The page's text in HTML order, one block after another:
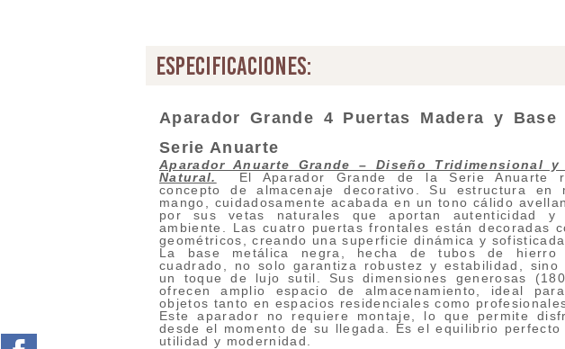
especificaciones:
Aparador Grande 4 Puertas Madera y Base
Serie Anuarte
Aparador Anuarte Grande – Diseño Tridimensional y
Natural.
El Aparador Grande de la Serie Anuarte
concepto de almacenaje decorativo. Su estructura en
mango, cuidadosamente acabada en un tono cálido
por sus vetas naturales que aportan autenticidad y
ambiente. Las cuatro puertas frontales están decoradas
geométricos, creando una superficie dinámica y sofisticada.
La base metálica negra, hecha de tubos de hierro
cuadrado, no solo garantiza robustez y estabilidad, sino
un toque de lujo sutil. Sus dimensiones generosas
ofrecen amplio espacio de almacenamiento, ideal
objetos tanto en espacios residenciales como
Este aparador no requiere montaje, lo que permite
desde el momento de su llegada. Es el equilibrio perfecto
utilidad y modernidad.